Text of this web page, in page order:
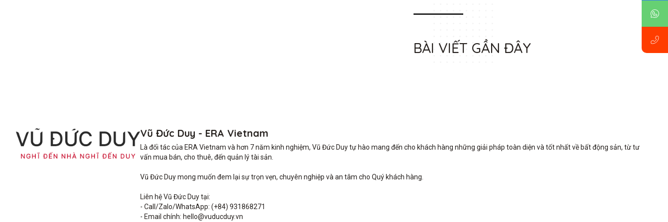
BÀI VIẾT GẦN ĐÂY
Vũ Đức Duy - ERA Vietnam
Là đối tác của ERA Vietnam và hơn 7 năm kinh nghiệm, Vũ Đức Duy tự hào mang đến cho khách hàng những giải pháp toàn diện và tốt nhất về bất động sản, từ tư
vấn mua bán, cho thuê, đến quản lý tài sản.
Vũ Đức Duy mong muốn đem lại sự trọn vẹn, chuyên nghiệp và an tâm cho Quý khách hàng.
Liên hệ Vũ Đức Duy tại:
- Call/Zalo/WhatsApp: (+84) 931868271
- Email chính: hello@vuducduy.vn